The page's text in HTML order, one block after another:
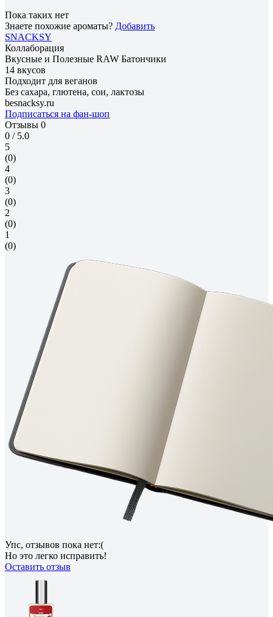
Пока таких нет
Знаете похожие ароматы? Добавить
SNACKSY
Коллаборация
Вкусные и Полезные RAW Батончики
14 вкусов
Подходит для веганов
Без сахара, глютена, сои, лактозы
besnacksy.ru
Подписаться на фан-шоп
Отзывы 0
0 / 5.0
5
(0)
4
(0)
3
(0)
2
(0)
1
(0)
Упс, отзывов пока нет:(
Но это легко исправить!
Оставить отзыв